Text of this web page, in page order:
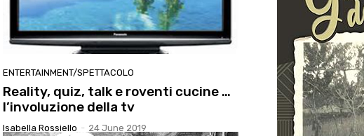
ENTERTAINMENT/SPETTACOLO
Reality, quiz, talk e roventi cucine …
l’involuzione della tv
Isabella Rossiello - 24 June 2019